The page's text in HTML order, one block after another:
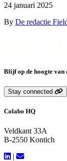
24 januari 2025
By De redactie
Blijf op de hoogte van
Stay connected
Colabo HQ
Veldkant 33A
B-2550 Kontich
|